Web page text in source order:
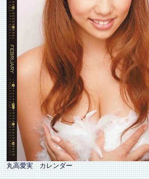
丸高愛実 カレンダー